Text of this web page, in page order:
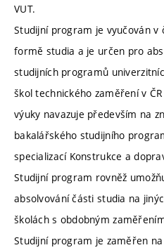
VUT.
Studijní program je vyučován v
formě studia a je určen pro
studijních programů
škol technického zaměření v
výuky navazuje především na
bakalářského studijního
specializací Konstrukce a
Studijní program rovněž
absolvování části studia na
školách s obdobným
Studijní program je zaměřen